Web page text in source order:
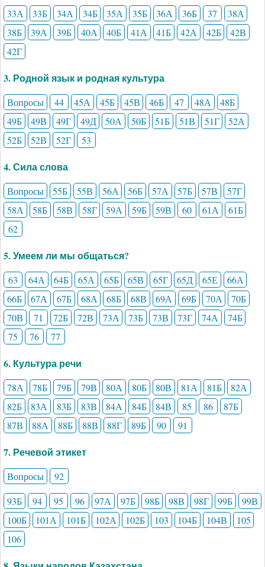
33А 33Б 34А 34Б 35А 35Б 36А 36Б 37
38А
38Б
39А 39Б 40А 40Б 41А 41Б 42А 42Б
42В
42Г
3. Родной язык и родная культура
Вопросы 44 45А 45Б 45В 46Б 47 48А
48Б
49Б
49В 49Г 49Д 50А 50Б 51Б 51В 51Г
52А
52Б
52В 52Г 53
4. Сила слова
Вопросы 55Б 55В 56А 56Б 57А 57Б 57В
57Г
58А
58Б 58В 58Г 59А 59Б 59В 60 61А
61Б
62
5. Умеем ли мы общаться?
63 64А 64Б 65А 65Б 65В 65Г 65Д 65Е
66А
66Б
67А 67Б 68А 68Б 68В 69А 69Б 70А
70Б
70В
71 72Б 72В 73А 73Б 73В 73Г 74А
74Б
75
76 77
6. Культура речи
78А 78Б 79Б 79В 80А 80Б 80В 81А 81Б
82А
82Б
83А 83Б 83В 84А 84Б 84В 85 86
87Б
87В
88А 88Б 88В 88Г 89Б 90 91
7. Речевой этикет
Вопросы
92
93Б
94 95 96 97А 97Б 98Б 98В 98Г 99Б
99В
100Б
101А 101Б 102А 102Б 103 104Б 104В
105
106